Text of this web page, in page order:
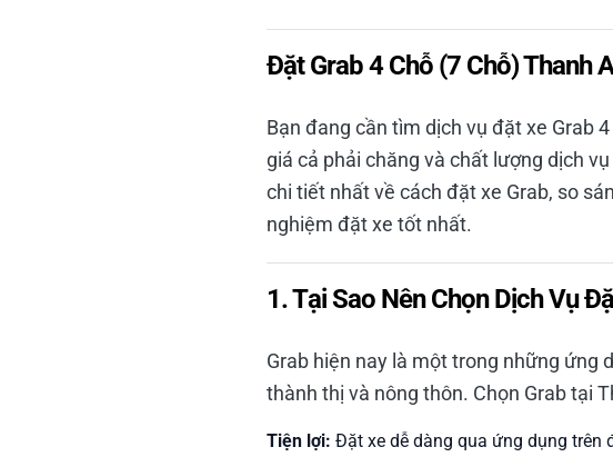
Đặt Grab 4 Chỗ (7 Chỗ) Thanh
Bạn đang cần tìm dịch vụ đặt xe Grab
giá cả phải chăng và chất lượng dịch
chi tiết nhất về cách đặt xe Grab, so
nghiệm đặt xe tốt nhất.
1. Tại Sao Nên Chọn Dịch Vụ
Grab hiện nay là một trong những ứng
thành thị và nông thôn. Chọn Grab tại
Tiện lợi: Đặt xe dễ dàng qua ứng dụng trên